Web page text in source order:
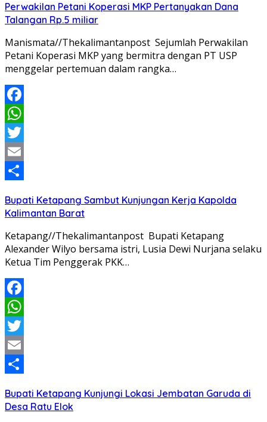
Perwakilan Petani Koperasi MKP Pertanyakan Dana
Talangan Rp.5 miliar
Manismata//Thekalimantanpost Sejumlah Perwakilan
Petani Koperasi MKP yang bermitra dengan PT USP
menggelar pertemuan dalam rangka…
Facebook
WhatsApp
Twitter
Email
Bupati Ketapang Sambut Kunjungan Kerja Kapolda
Kalimantan Barat
Ketapang//Thekalimantanpost Bupati Ketapang
Alexander Wilyo bersama istri, Lusia Dewi Nurjana selaku
Ketua Tim Penggerak PKK…
Facebook
WhatsApp
Twitter
Email
Bupati Ketapang Kunjungi Lokasi Jembatan Garuda di
Desa Ratu Elok